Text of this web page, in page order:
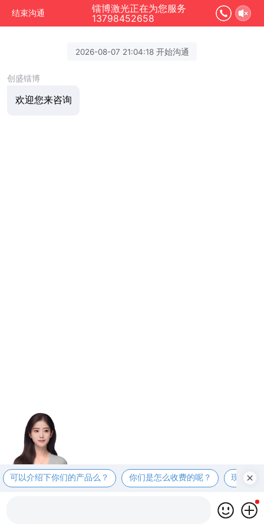
结束沟通
镭博激光正在为您服务
13798452658
2026-08-07 21:04:18 开始沟通
创盛镭博
欢迎您来咨询
可以介绍下你们的产品么？ 你们是怎么收费的呢？ 现在有